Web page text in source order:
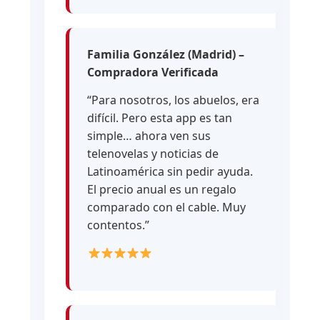
Familia González (Madrid) –
Compradora Verificada
“Para nosotros, los abuelos, era
difícil. Pero esta app es tan
simple… ahora ven sus
telenovelas y noticias de
Latinoamérica sin pedir ayuda.
El precio anual es un regalo
comparado con el cable. Muy
contentos.”